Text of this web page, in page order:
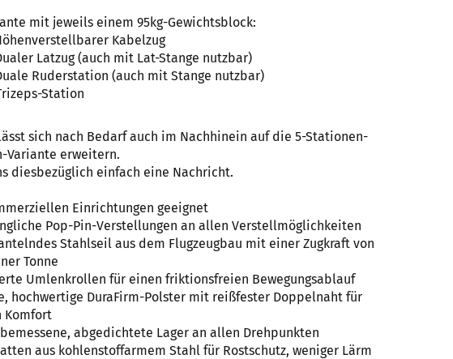
mit jeweils einem 95kg-Gewichtsblock:
Kabelzug
Latzug (auch mit Lat-Stange nutzbar)
Ruderstation (auch mit Stange nutzbar)
Station
sich nach Bedarf auch im Nachhinein auf die 5-Stationen-
Variante erweitern.
diesbezüglich einfach eine Nachricht.
Einrichtungen geeignet
Pop-Pin-Verstellungen an allen Verstellmöglichkeiten
Stahlseil aus dem Flugzeugbau mit einer Zugkraft von
Tonne
Umlenkrollen für einen friktionsfreien Bewegungsablauf
hochwertige DuraFirm-Polster mit reißfester Doppelnaht für
Komfort
abgedichtete Lager an allen Drehpunkten
aus kohlenstoffarmem Stahl für Rostschutz, weniger Lärm